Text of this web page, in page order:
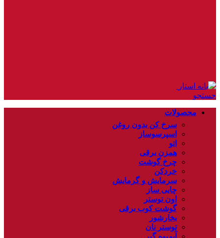
جستجو
محصولات
سرخ کن بدون روغن
اسپرسوساز
اتو
همزن برقی
چرخ گوشت
خردکن
سرمایش و گرمایش
چایی ساز
اون توستر
گوشت کوب برقی
بخارشور
توستر نان
آبمیوه گیر